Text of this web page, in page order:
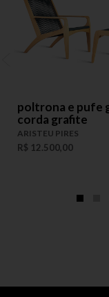
poltrona e pufe
corda grafite
ARISTEU PIRES
R$ 12.500,00